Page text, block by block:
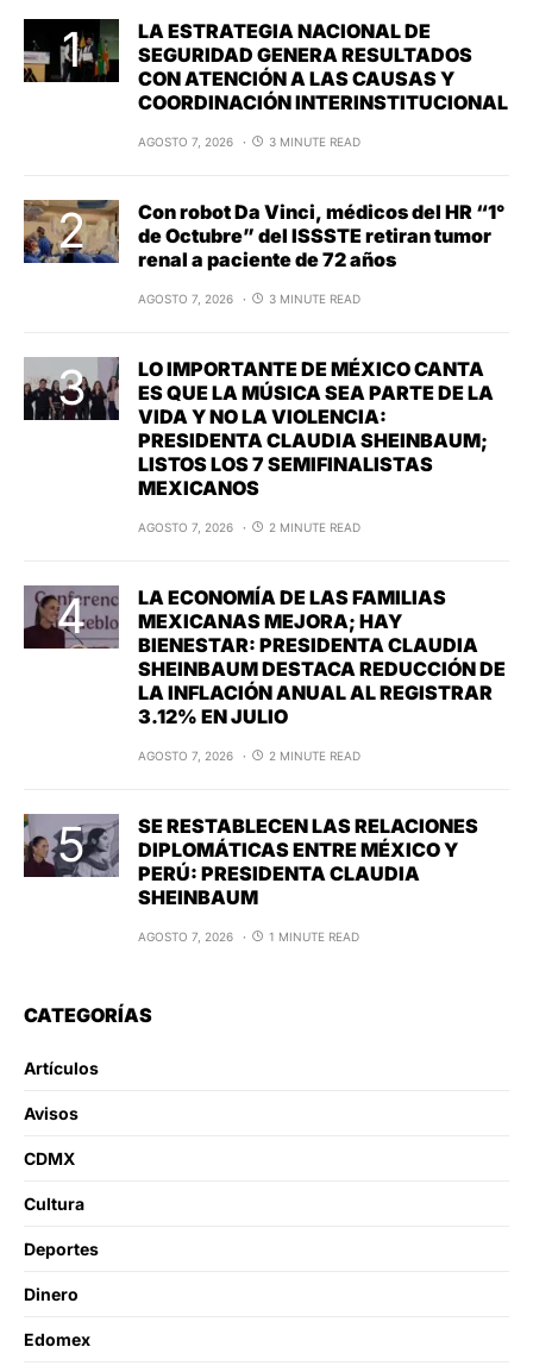
LA ESTRATEGIA NACIONAL DE
SEGURIDAD GENERA RESULTADOS
CON ATENCIÓN A LAS CAUSAS Y
COORDINACIÓN INTERINSTITUCIONAL
AGOSTO 7, 2026 3 MINUTE READ
Con robot Da Vinci, médicos del HR “1°
de Octubre” del ISSSTE retiran tumor
renal a paciente de 72 años
AGOSTO 7, 2026 3 MINUTE READ
LO IMPORTANTE DE MÉXICO CANTA
ES QUE LA MÚSICA SEA PARTE DE LA
VIDA Y NO LA VIOLENCIA:
PRESIDENTA CLAUDIA SHEINBAUM;
LISTOS LOS 7 SEMIFINALISTAS
MEXICANOS
AGOSTO 7, 2026 2 MINUTE READ
LA ECONOMÍA DE LAS FAMILIAS
MEXICANAS MEJORA; HAY
BIENESTAR: PRESIDENTA CLAUDIA
SHEINBAUM DESTACA REDUCCIÓN DE
LA INFLACIÓN ANUAL AL REGISTRAR
3.12% EN JULIO
AGOSTO 7, 2026 2 MINUTE READ
SE RESTABLECEN LAS RELACIONES
DIPLOMÁTICAS ENTRE MÉXICO Y
PERÚ: PRESIDENTA CLAUDIA
SHEINBAUM
AGOSTO 7, 2026 1 MINUTE READ
CATEGORÍAS
Artículos
Avisos
CDMX
Cultura
Deportes
Dinero
Edomex